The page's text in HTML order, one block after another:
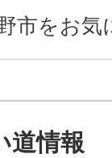
市をお気
道情報